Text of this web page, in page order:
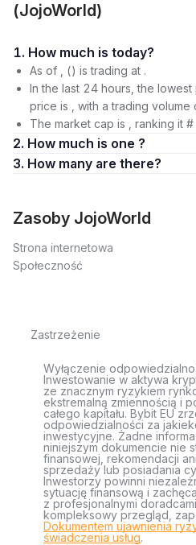
(JojoWorld)
1. How much is today?
As of , () is trading at .
In the last 24 hours, the
price is , with a trading volume
The market cap is , ranking it
2. How much is one ?
3. How many are there?
Zasoby JojoWorld
Strona internetowa
Społeczność
Zastrzeżenie
Wyłączenie
Inwestowanie w aktywa
ze znacznym ryzykiem
ekstremalną zmiennością i
całego kapitału. Bybit EU
odpowiedzialności za
inwestycyjne. Żadne
niniejszym dokumencie nie
finansowej, rekomendacji
sprzedaży lub posiadania
Inwestorzy powinni
sytuację finansową i
z profesjonalnymi
kompleksowy przegląd,
Dokumentem ujawnienia
świadczenia usług.